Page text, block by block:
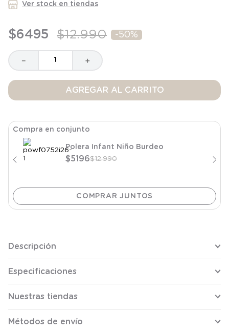
Ver stock en tiendas
$6495 $12.990 -50%
＋
－
AGREGAR AL CARRITO
Compra en conjunto
Polera Infant Niño Burdeo
$5196$12.990
Descripción
Especificaciones
Nuestras tiendas
Métodos de envío